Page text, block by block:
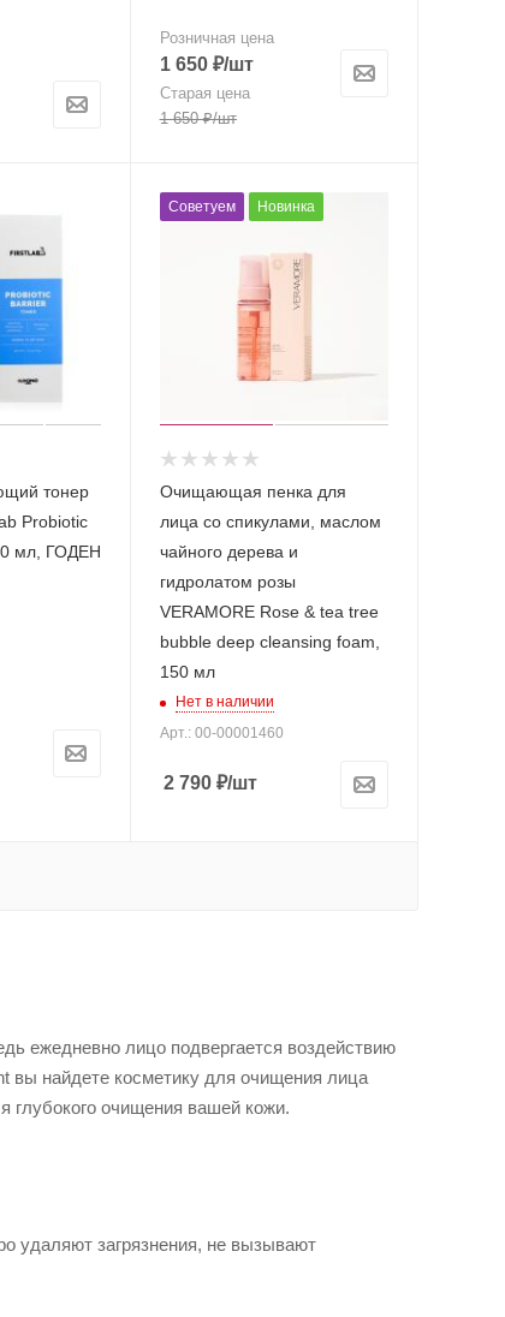
Розничная цена
1 650₽/шт
Старая цена
1 650₽/шт
тонер
Probiotic
мл, ГОДЕН
Советуем Новинка
Очищающая пенка для
лица cо спикулами, маслом
чайного дерева и
гидролатом розы
VERAMORE Rose & tea tree
bubble deep cleansing foam,
150 мл
Нет в наличии
Арт.: 00-00001460
2 790₽/шт
ежедневно лицо подвергается воздействию
вы найдете косметику для очищения лица
глубокого очищения вашей кожи.
удаляют загрязнения, не вызывают